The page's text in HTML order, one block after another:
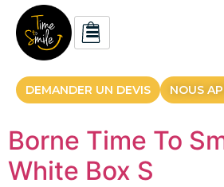
DEMANDER UN DEVIS NOUS
Borne Time To
White Box S